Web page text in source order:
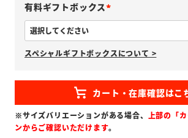
有料ギフトボックス
必
須
)
スペシャルギフトボックスについて >
※サイズバリエーションがある場合、 上部の「
ンからご確認いただけます。